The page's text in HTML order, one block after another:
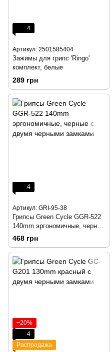
4
Артикул: 2501585404
Зажимы для грипс 'Ringo'
комплект, белые
289 грн
4
Артикул: GRI-95-38
Грипсы Green Cycle GGR-522
140mm эргономичные, черные
с двумя черными замками
468 грн
−20%
4
Распродажа